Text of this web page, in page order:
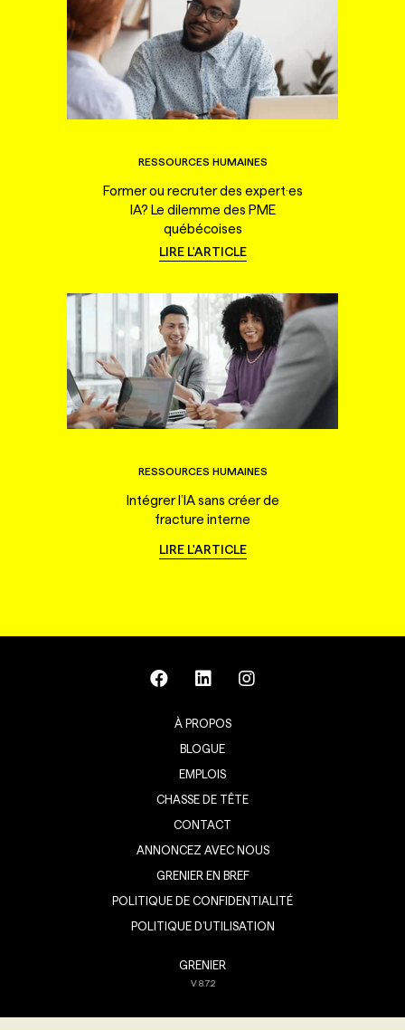
RESSOURCES HUMAINES
Former ou recruter des expert·es
IA? Le dilemme des PME
québécoises
LIRE L'ARTICLE
RESSOURCES HUMAINES
Intégrer l’IA sans créer de
fracture interne
LIRE L'ARTICLE
À PROPOS
BLOGUE
EMPLOIS
CHASSE DE TÊTE
CONTACT
ANNONCEZ AVEC NOUS
GRENIER EN BREF
POLITIQUE DE CONFIDENTIALITÉ
POLITIQUE D’UTILISATION
GRENIER
V8.7.2